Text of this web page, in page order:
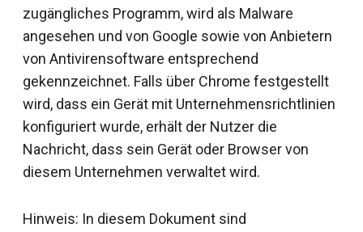
zugängliches Programm, wird als Malware
angesehen und von Google sowie von Anbietern
von Antivirensoftware entsprechend
gekennzeichnet. Falls über Chrome festgestellt
wird, dass ein Gerät mit Unternehmensrichtlinien
konfiguriert wurde, erhält der Nutzer die
Nachricht, dass sein Gerät oder Browser von
diesem Unternehmen verwaltet wird.
Hinweis: In diesem Dokument sind